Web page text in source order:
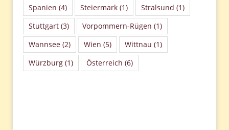
Spanien (4) Steiermark (1) Stralsund (1)
Stuttgart (3) Vorpommern-Rügen (1)
Wannsee (2) Wien (5) Wittnau (1)
Würzburg (1) Österreich (6)